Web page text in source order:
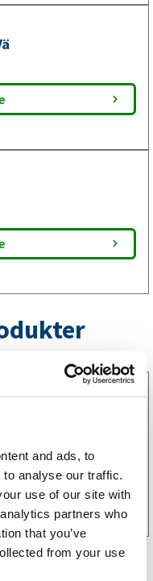
and ads, to
analyse our traffic.
use of our site with
partners who
that you’ve
from your use